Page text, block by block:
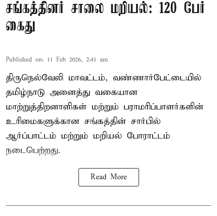
சங்கத்தினர் சாலை மறியல்: 120 பேர்
கைது
Published on: 11 Feb 2026, 2:41 am
திருநெல்வேலி மாவட்டம், வண்ணார்பேட்டையில்
தமிழ்நாடு அனைத்து வகையான
மாற்றுத்திறனாளிகள் மற்றும் பராமரிப்பாளர்களின்
உரிமைகளுக்கான சங்கத்தின் சார்பில்
ஆர்ப்பாட்டம் மற்றும் மறியல் போராட்டம்
நடைபெற்றது.
Read More